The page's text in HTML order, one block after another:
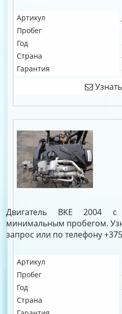
Артикул
Пробег
Год
Страна
Гарантия
Двигатель BKE 2004
минимальным пробегом.
запрос или по телефону
Артикул
Пробег
Год
Страна